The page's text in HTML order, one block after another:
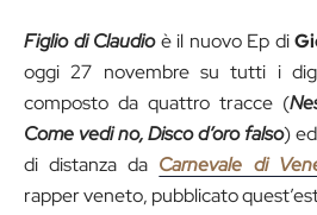
Figlio di Claudioè il nuovo Ep di
oggi 27 novembre su tutti i
composto da quattro tracce (
Come vedi no, Disco d’oro falso)
di distanza da Carnevale di
rapper veneto, pubblicato